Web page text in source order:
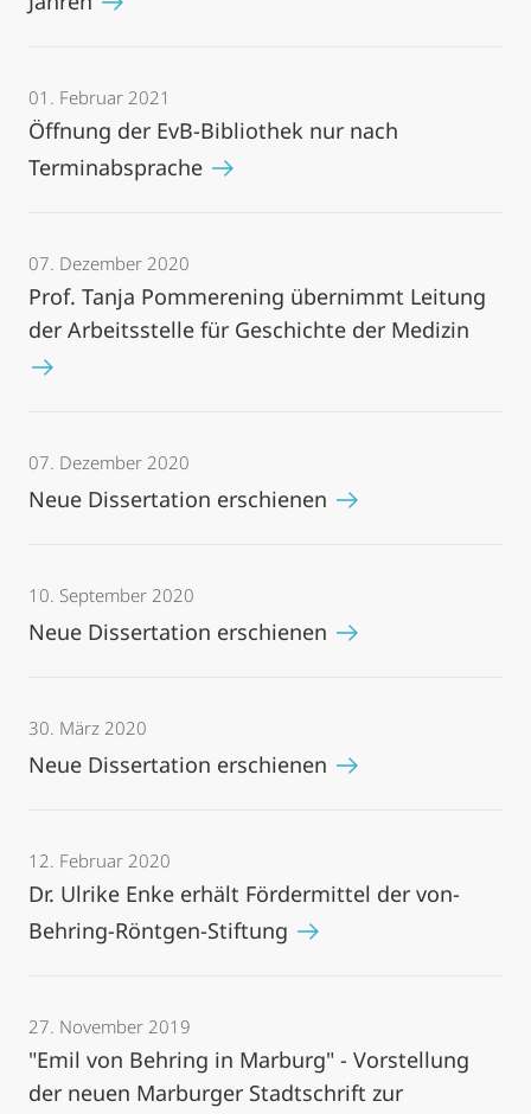
01. Februar 2021
Öffnung der EvB-Bibliothek nur nach
Terminabsprache
07. Dezember 2020
Prof. Tanja Pommerening übernimmt Leitung
der Arbeitsstelle für Geschichte der Medizin
07. Dezember 2020
Neue Dissertation erschienen
10. September 2020
Neue Dissertation erschienen
30. März 2020
Neue Dissertation erschienen
12. Februar 2020
Dr. Ulrike Enke erhält Fördermittel der von-
Behring-Röntgen-Stiftung
27. November 2019
"Emil von Behring in Marburg" - Vorstellung
der neuen Marburger Stadtschrift zur